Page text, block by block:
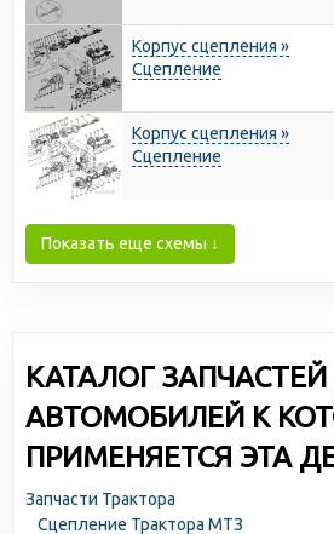
Корпус сцепления »
Сцепление
Корпус сцепления »
Сцепление
Показать еще схемы ↓
КАТАЛОГ
АВТОМОБИЛЕЙ К
ПРИМЕНЯЕТСЯ ЭТА
Запчасти Трактора
Сцепление Трактора МТЗ